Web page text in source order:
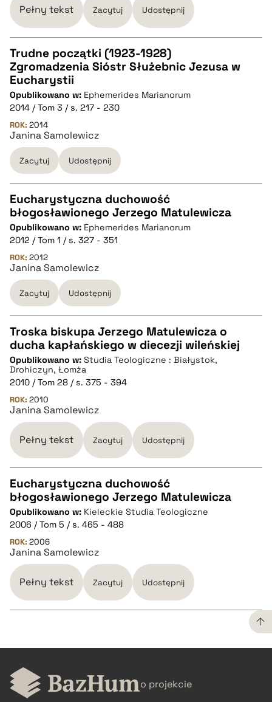
BIBTEX
pobierz cytat
Pełny tekst Zacytuj Udostępnij
CZYSTY TEKST
pobierz cytat
BIBTEX
pobierz cytat
Trudne początki (1923-1928)
Zgromadzenia Sióstr Służebnic Jezusa w
Eucharystii
Opublikowano w: Ephemerides Marianorum
2014 / Tom 3 / s. 217 - 230
ROK: 2014
Janina Samolewicz
Zacytuj Udostępnij
CZYSTY TEKST
pobierz cytat
BIBTEX
pobierz cytat
Eucharystyczna duchowość
błogosławionego Jerzego Matulewicza
Opublikowano w: Ephemerides Marianorum
2012 / Tom 1 / s. 327 - 351
ROK: 2012
Janina Samolewicz
Zacytuj Udostępnij
CZYSTY TEKST
pobierz cytat
BIBTEX
pobierz cytat
Troska biskupa Jerzego Matulewicza o
ducha kapłańskiego w diecezji wileńskiej
Opublikowano w: Studia Teologiczne : Białystok,
Drohiczyn, Łomża
2010 / Tom 28 / s. 375 - 394
ROK: 2010
Janina Samolewicz
Pełny tekst Zacytuj Udostępnij
CZYSTY TEKST
pobierz cytat
BIBTEX
pobierz cytat
Eucharystyczna duchowość
błogosławionego Jerzego Matulewicza
Opublikowano w: Kieleckie Studia Teologiczne
2006 / Tom 5 / s. 465 - 488
ROK: 2006
Janina Samolewicz
Pełny tekst Zacytuj Udostępnij
CZYSTY TEKST
pobierz cytat o projekcie